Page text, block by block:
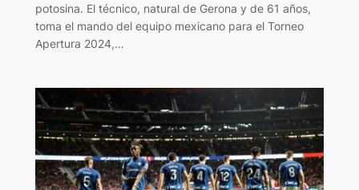
potosina. El técnico, natural de Gerona y de 61 años,
toma el mando del equipo mexicano para el Torneo
Apertura 2024,…